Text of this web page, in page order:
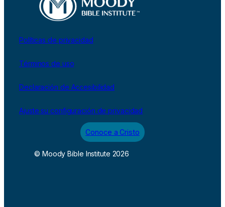
Políticas de privacidad
Términos de uso
Declaración de Accesibilidad
Ajuste su configuración de privacidad
Conoce a Cristo
© Moody Bible Institute 2026